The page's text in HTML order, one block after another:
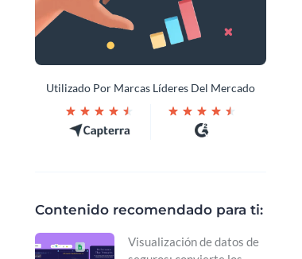
Utilizado Por Marcas Líderes Del Mercado
Contenido recomendado para ti:
Visualización de datos de